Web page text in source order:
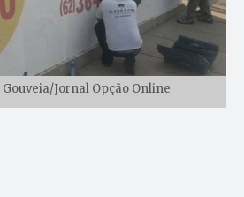
Jornal Opção Online